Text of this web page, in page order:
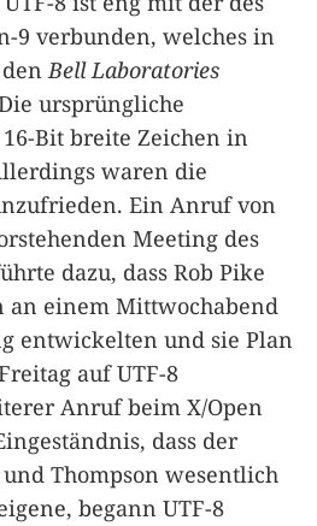
9 verbunden, welches in
denBell Laboratories
ursprüngliche
Bit breite Zeichen in
waren die
Ein Anruf von
Meeting des
dazu, dass Rob Pike
an einem Mittwochabend
entwickelten und sie Plan
auf UTF-8
Anruf beim X/Open
dass der
Thompson wesentlich
begann UTF-8